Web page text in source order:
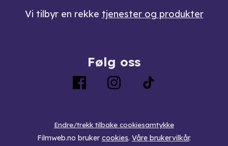
Vi tilbyr en rekke tjenester og produkter
Følg oss
Endre/trekk tilbake cookiesamtykke
Filmweb.no bruker cookies. Våre brukervilkår.